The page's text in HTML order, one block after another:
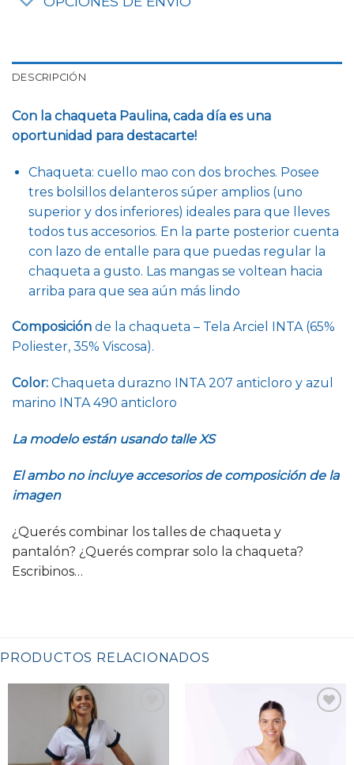
DESCRIPCIÓN
Con la chaqueta Paulina, cada día es una
oportunidad para destacarte!
Chaqueta: cuello mao con dos broches. Posee
tres bolsillos delanteros súper amplios (uno
superior y dos inferiores) ideales para que lleves
todos tus accesorios. En la parte posterior cuenta
con lazo de entalle para que puedas regular la
chaqueta a gusto. Las mangas se voltean hacia
arriba para que sea aún más lindo
Composición de la chaqueta – Tela Arciel INTA (65%
Poliester, 35% Viscosa).
Color: Chaqueta durazno INTA 207 anticloro y azul
marino INTA 490 anticloro
La modelo están usando talle XS
El ambo no incluye accesorios de composición de la
imagen
¿Querés combinar los talles de chaqueta y
pantalón? ¿Querés comprar solo la chaqueta?
Escribinos…
PRODUCTOS RELACIONADOS
Favoritos Favoritos